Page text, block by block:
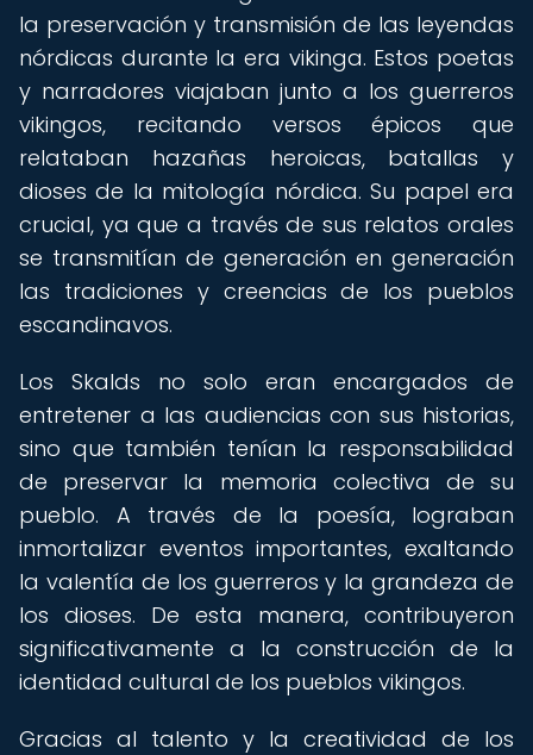
la preservación y transmisión de las leyendas
nórdicas durante la era vikinga. Estos poetas
y narradores viajaban junto a los guerreros
vikingos, recitando versos épicos que
relataban hazañas heroicas, batallas y
dioses de la mitología nórdica. Su papel era
crucial, ya que a través de sus relatos orales
se transmitían de generación en generación
las tradiciones y creencias de los pueblos
escandinavos.
Los Skalds no solo eran encargados de
entretener a las audiencias con sus historias,
sino que también tenían la responsabilidad
de preservar la memoria colectiva de su
pueblo. A través de la poesía, lograban
inmortalizar eventos importantes, exaltando
la valentía de los guerreros y la grandeza de
los dioses. De esta manera, contribuyeron
significativamente a la construcción de la
identidad cultural de los pueblos vikingos.
Gracias al talento y la creatividad de los